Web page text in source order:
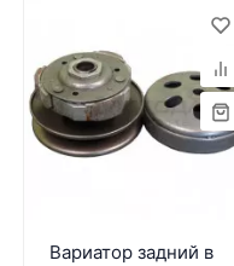
Вариатор задний в